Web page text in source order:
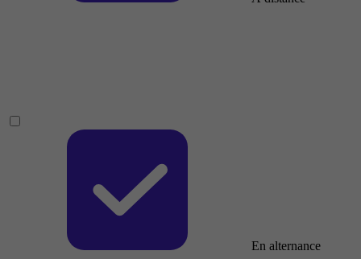
En alternance